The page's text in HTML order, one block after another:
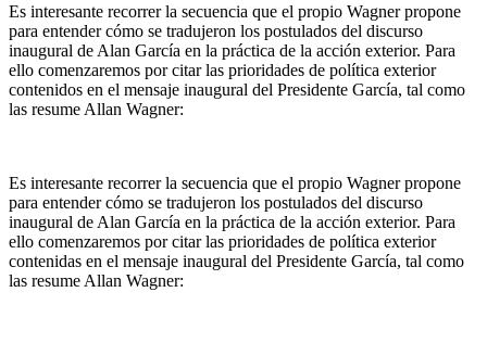
Es interesante recorrer la secuencia que el propio Wagner propone
para entender cómo se tradujeron los postulados del discurso
inaugural de Alan García en la práctica de la acción exterior. Para
ello comenzaremos por citar las prioridades de política exterior
contenidos en el mensaje inaugural del Presidente García, tal como
las resume Allan Wagner:
Es interesante recorrer la secuencia que el propio Wagner propone
para entender cómo se tradujeron los postulados del discurso
inaugural de Alan García en la práctica de la acción exterior. Para
ello comenzaremos por citar las prioridades de política exterior
contenidas en el mensaje inaugural del Presidente García, tal como
las resume Allan Wagner: